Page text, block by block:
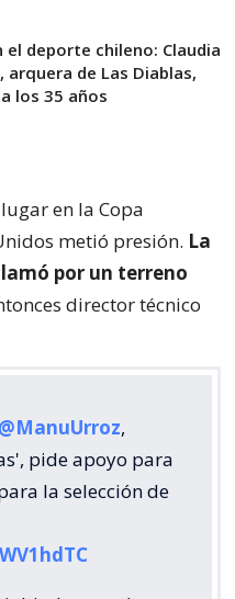
el deporte chileno: Claudia
arquera de Las Diablas,
los 35 años
en la Copa
metió presión. La
por un terreno
director técnico
@ManuUrroz,
pide apoyo para
la selección de